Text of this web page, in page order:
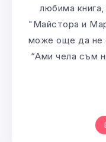
любима
"Майстора и
може още да не
“Ами чела съм